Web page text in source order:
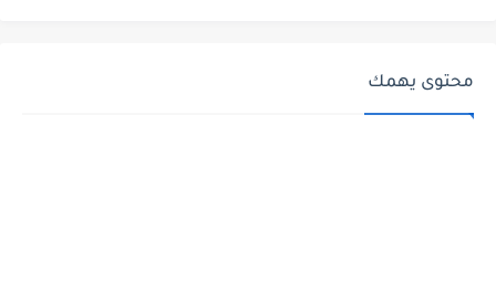
محتوى يهمك